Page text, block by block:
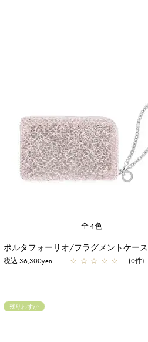
全4色
税込 36,300yen ☆ ☆ ☆ ☆ ☆ (0件)
残りわずか